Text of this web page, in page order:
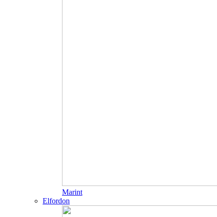
Marint
Elfordon